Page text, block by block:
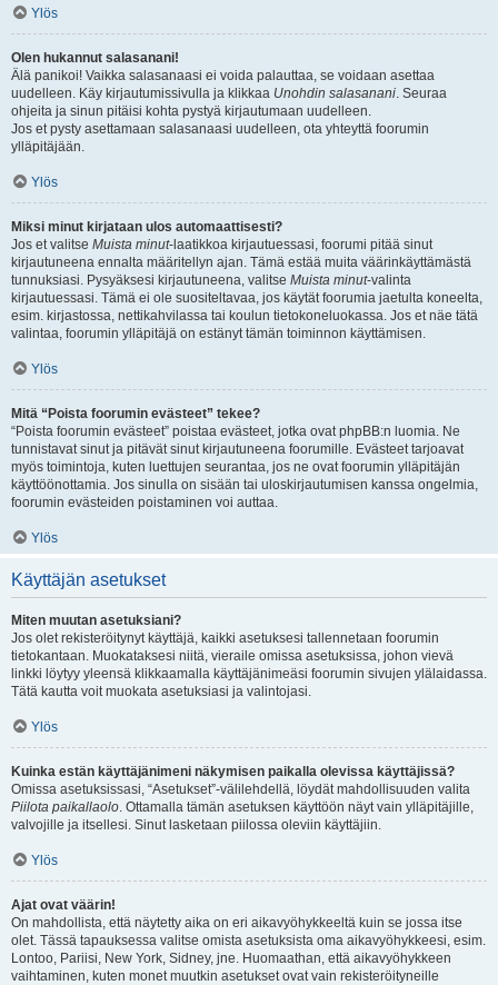
Ylös
Olen hukannut salasanani!
Älä panikoi! Vaikka salasanaasi ei voida palauttaa, se voidaan asettaa
uudelleen. Käy kirjautumissivulla ja klikkaa Unohdin salasanani. Seuraa
ohjeita ja sinun pitäisi kohta pystyä kirjautumaan uudelleen.
Jos et pysty asettamaan salasanaasi uudelleen, ota yhteyttä foorumin
ylläpitäjään.
Ylös
Miksi minut kirjataan ulos automaattisesti?
Jos et valitse Muista minut-laatikkoa kirjautuessasi, foorumi pitää sinut
kirjautuneena ennalta määritellyn ajan. Tämä estää muita väärinkäyttämästä
tunnuksiasi. Pysyäksesi kirjautuneena, valitse Muista minut-valinta
kirjautuessasi. Tämä ei ole suositeltavaa, jos käytät foorumia jaetulta koneelta,
esim. kirjastossa, nettikahvilassa tai koulun tietokoneluokassa. Jos et näe tätä
valintaa, foorumin ylläpitäjä on estänyt tämän toiminnon käyttämisen.
Ylös
Mitä “Poista foorumin evästeet” tekee?
“Poista foorumin evästeet” poistaa evästeet, jotka ovat phpBB:n luomia. Ne
tunnistavat sinut ja pitävät sinut kirjautuneena foorumille. Evästeet tarjoavat
myös toimintoja, kuten luettujen seurantaa, jos ne ovat foorumin ylläpitäjän
käyttöönottamia. Jos sinulla on sisään tai uloskirjautumisen kanssa ongelmia,
foorumin evästeiden poistaminen voi auttaa.
Ylös
Käyttäjän asetukset
Miten muutan asetuksiani?
Jos olet rekisteröitynyt käyttäjä, kaikki asetuksesi tallennetaan foorumin
tietokantaan. Muokataksesi niitä, vieraile omissa asetuksissa, johon vievä
linkki löytyy yleensä klikkaamalla käyttäjänimeäsi foorumin sivujen ylälaidassa.
Tätä kautta voit muokata asetuksiasi ja valintojasi.
Ylös
Kuinka estän käyttäjänimeni näkymisen paikalla olevissa käyttäjissä?
Omissa asetuksissasi, “Asetukset”-välilehdellä, löydät mahdollisuuden valita
Piilota paikallaolo. Ottamalla tämän asetuksen käyttöön näyt vain ylläpitäjille,
valvojille ja itsellesi. Sinut lasketaan piilossa oleviin käyttäjiin.
Ylös
Ajat ovat väärin!
On mahdollista, että näytetty aika on eri aikavyöhykkeeltä kuin se jossa itse
olet. Tässä tapauksessa valitse omista asetuksista oma aikavyöhykkeesi, esim.
Lontoo, Pariisi, New York, Sidney, jne. Huomaathan, että aikavyöhykkeen
vaihtaminen, kuten monet muutkin asetukset ovat vain rekisteröityneille